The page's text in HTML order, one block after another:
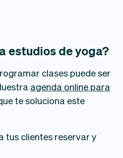
estudios de yoga?
clases puede ser
agenda online para
te soluciona este
tus clientes reservar y